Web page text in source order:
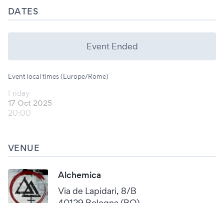
DATES
Event Ended
Event local times (Europe/Rome)
Friday
17 Oct 2025
20:00
VENUE
Alchemica
Via de Lapidari, 8/B